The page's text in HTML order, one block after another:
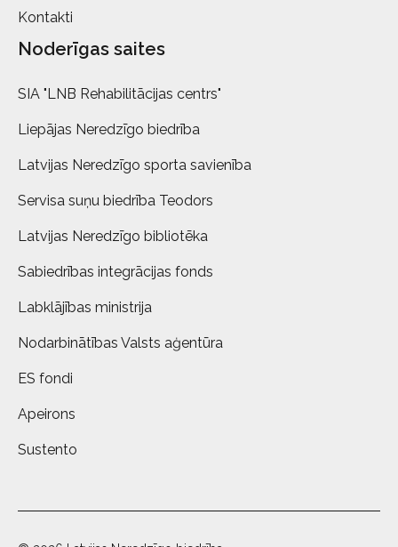
Kontakti
Noderīgas saites
SIA "LNB Rehabilitācijas centrs"
Liepājas Neredzīgo biedrība
Latvijas Neredzīgo sporta savienība
Servisa suņu biedrība Teodors
Latvijas Neredzīgo bibliotēka
Sabiedrības integrācijas fonds
Labklājības ministrija
Nodarbinātības Valsts aģentūra
ES fondi
Apeirons
Sustento